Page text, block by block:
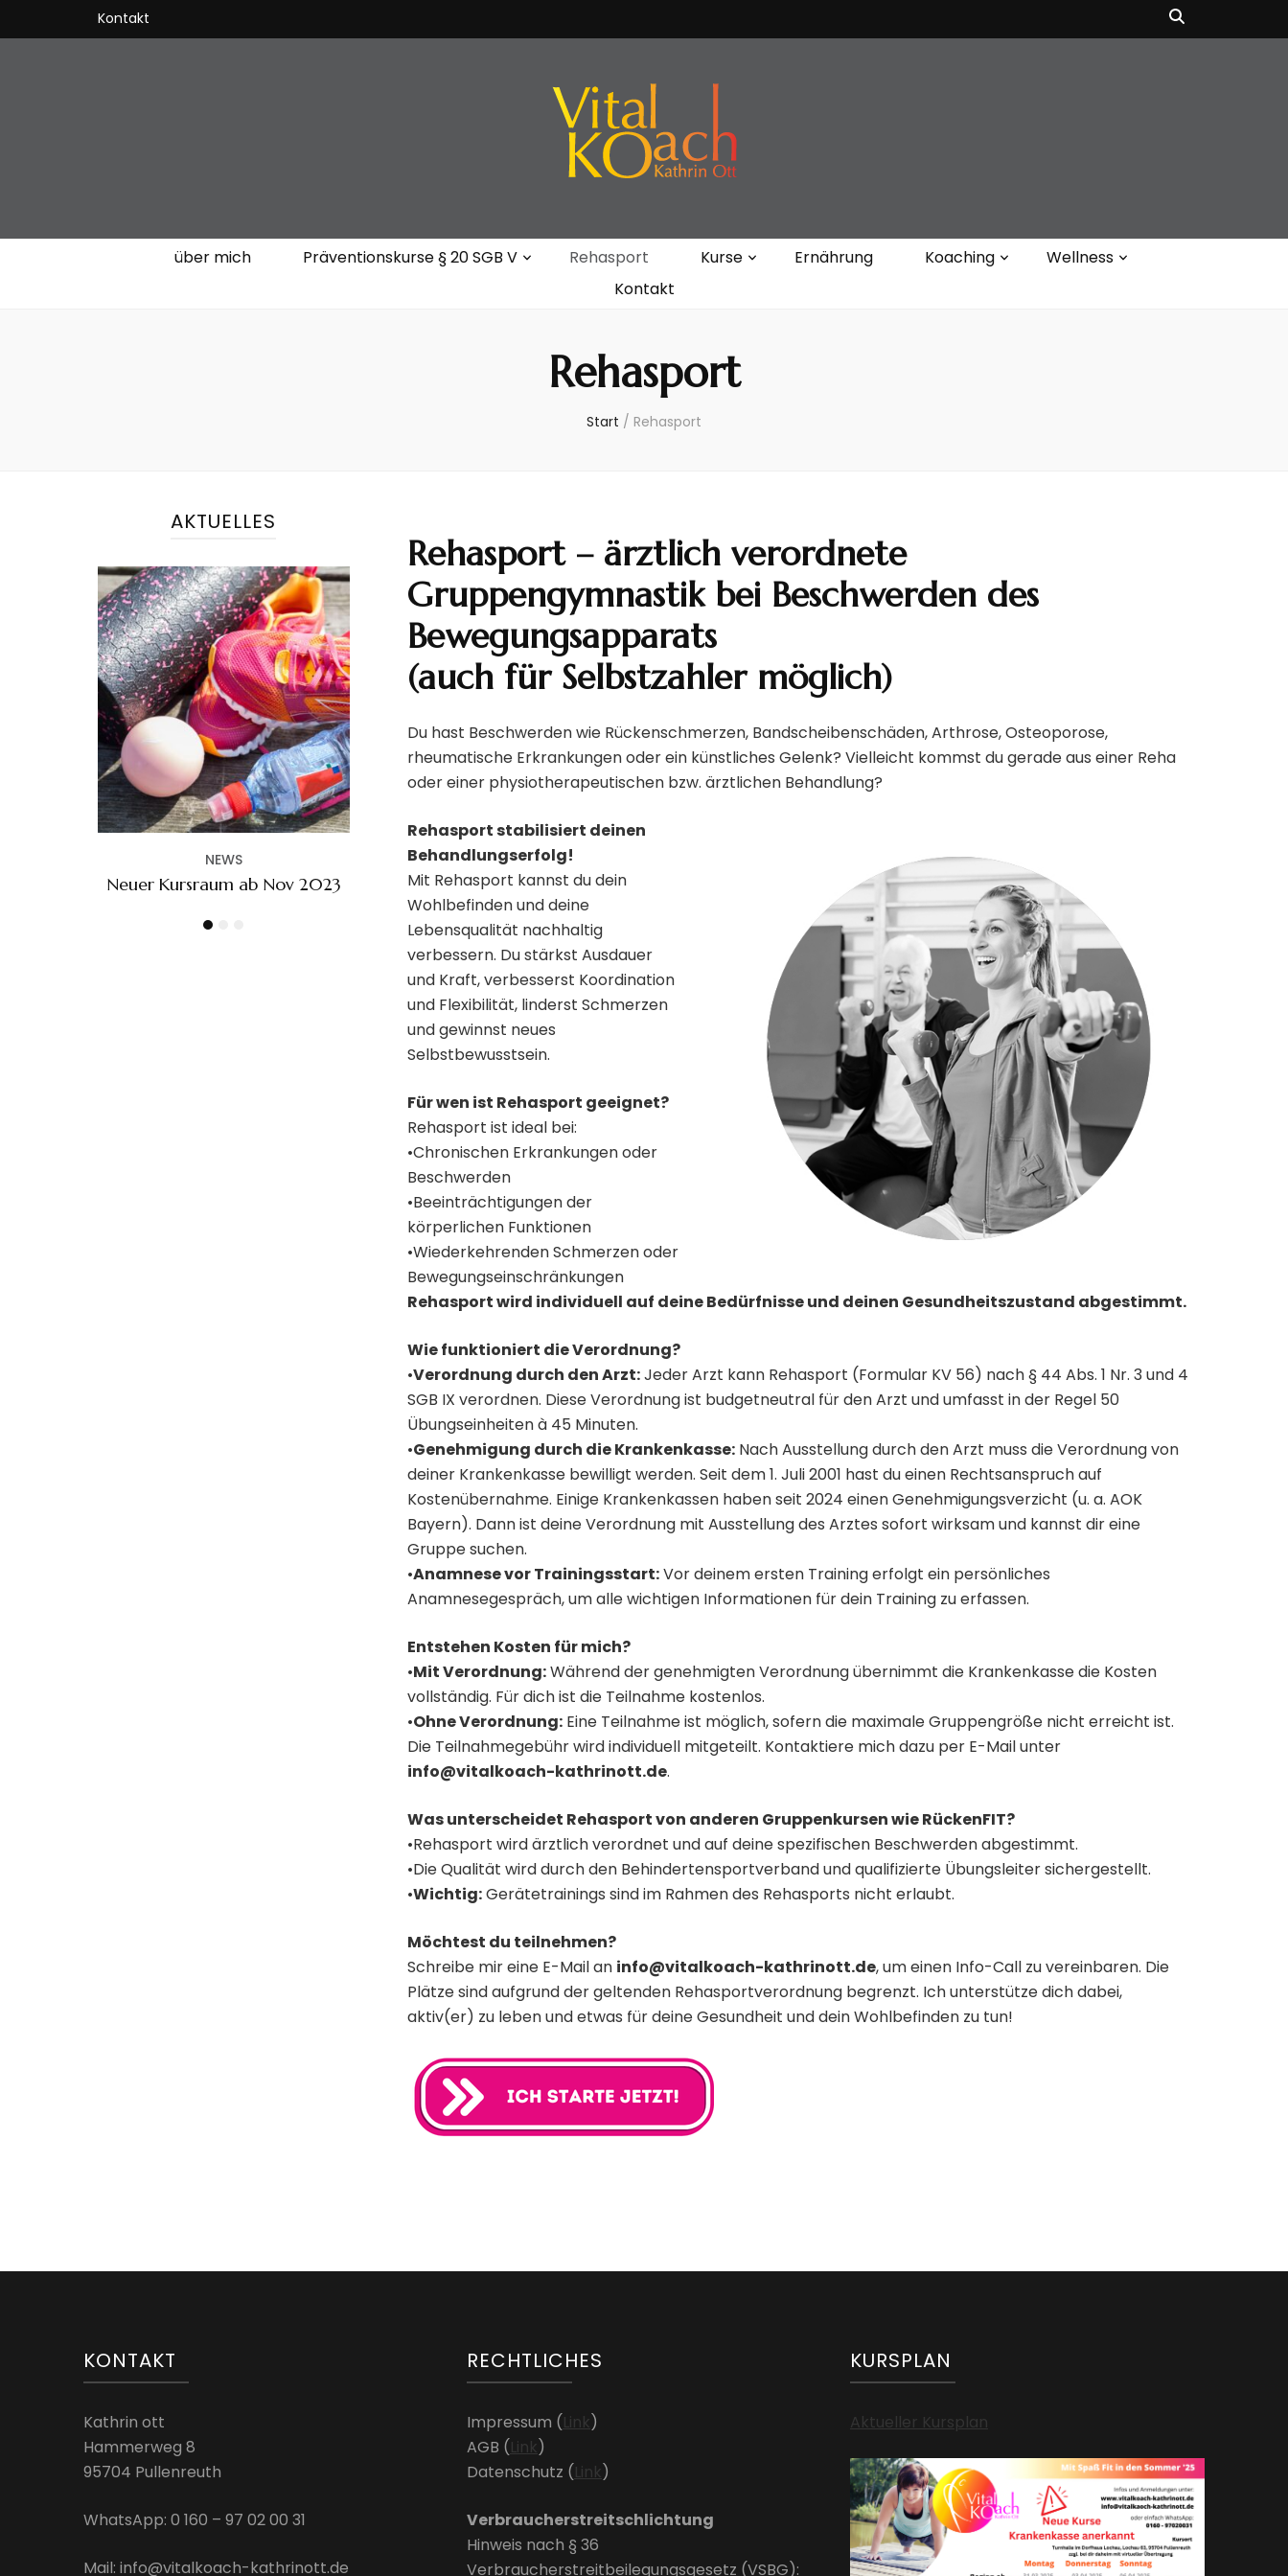
Kontakt
über mich Präventionskurse § 20 SGB V Rehasport Kurse Ernährung Koaching
Wellness
Kontakt
Rehasport
Start / Rehasport
Rehasport – ärztlich verordnete
Gruppengymnastik bei Beschwerden des
Bewegungsapparats
(auch für Selbstzahler möglich)
Du hast Beschwerden wie Rückenschmerzen, Bandscheibenschäden, Arthrose, Osteoporose,
rheumatische Erkrankungen oder ein künstliches Gelenk? Vielleicht kommst du gerade aus einer Reha
oder einer physiotherapeutischen bzw. ärztlichen Behandlung?
Rehasport stabilisiert deinen
Behandlungserfolg!
Mit Rehasport kannst du dein
Wohlbefinden und deine
Lebensqualität nachhaltig
verbessern. Du stärkst Ausdauer
und Kraft, verbesserst Koordination
und Flexibilität, linderst Schmerzen
und gewinnst neues
Selbstbewusstsein.
Für wen ist Rehasport geeignet?
Rehasport ist ideal bei:
•Chronischen Erkrankungen oder
Beschwerden
•Beeinträchtigungen der
körperlichen Funktionen
•Wiederkehrenden Schmerzen oder
Bewegungseinschränkungen
Rehasport wird individuell auf deine Bedürfnisse und deinen Gesundheitszustand abgestimmt.
Wie funktioniert die Verordnung?
•Verordnung durch den Arzt:Jeder Arzt kann Rehasport (Formular KV 56) nach § 44 Abs. 1 Nr. 3 und 4
SGB IX verordnen. Diese Verordnung ist budgetneutral für den Arzt und umfasst in der Regel 50
Übungseinheiten à 45 Minuten.
•Genehmigung durch die Krankenkasse:Nach Ausstellung durch den Arzt muss die Verordnung von
deiner Krankenkasse bewilligt werden. Seit dem 1. Juli 2001 hast du einen Rechtsanspruch auf
Kostenübernahme. Einige Krankenkassen haben seit 2024 einen Genehmigungsverzicht (u. a. AOK
Bayern). Dann ist deine Verordnung mit Ausstellung des Arztes sofort wirksam und kannst dir eine
Gruppe suchen.
•Anamnese vor Trainingsstart:Vor deinem ersten Training erfolgt ein persönliches
Anamnesegespräch, um alle wichtigen Informationen für dein Training zu erfassen.
Entstehen Kosten für mich?
•Mit Verordnung:Während der genehmigten Verordnung übernimmt die Krankenkasse die Kosten
vollständig. Für dich ist die Teilnahme kostenlos.
•Ohne Verordnung:Eine Teilnahme ist möglich, sofern die maximale Gruppengröße nicht erreicht ist.
Die Teilnahmegebühr wird individuell mitgeteilt. Kontaktiere mich dazu per E-Mail unter
info@vitalkoach-kathrinott.de.
Was unterscheidet Rehasport von anderen Gruppenkursen wie RückenFIT?
•Rehasport wird ärztlich verordnet und auf deine spezifischen Beschwerden abgestimmt.
•Die Qualität wird durch den Behindertensportverband und qualifizierte Übungsleiter sichergestellt.
•Wichtig:Gerätetrainings sind im Rahmen des Rehasports nicht erlaubt.
Möchtest du teilnehmen?
Schreibe mir eine E-Mail an info@vitalkoach-kathrinott.de, um einen Info-Call zu vereinbaren. Die
Plätze sind aufgrund der geltenden Rehasportverordnung begrenzt. Ich unterstütze dich dabei,
aktiv(er) zu leben und etwas für deine Gesundheit und dein Wohlbefinden zu tun!
AKTUELLES
NEWS
Kursplan ab März 2025
NEWS
Willkommen
Neuer Kursraum ab Nov 2023
NEWS
KONTAKT
Kathrin ott
Hammerweg 8
95704 Pullenreuth
WhatsApp: 0 160 – 97 02 00 31
Mail: info@vitalkoach-kathrinott.de
RECHTLICHES
Impressum (Link)
AGB (Link)
Datenschutz (Link)
Verbraucherstreitschlichtung
Hinweis nach § 36
Verbraucherstreitbeilegungsgesetz (VSBG):
KURSPLAN
Aktueller Kursplan